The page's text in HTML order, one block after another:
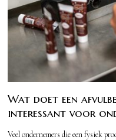
Wat doet een
interessant voor
Veel ondernemers die een fysiek